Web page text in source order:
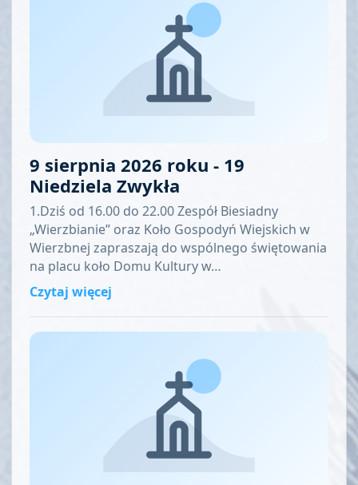
9 sierpnia 2026 roku - 19
Niedziela Zwykła
1.Dziś od 16.00 do 22.00 Zespół Biesiadny
„Wierzbianie” oraz Koło Gospodyń Wiejskich w
Wierzbnej zapraszają do wspólnego świętowania
na placu koło Domu Kultury w…
Czytaj więcej